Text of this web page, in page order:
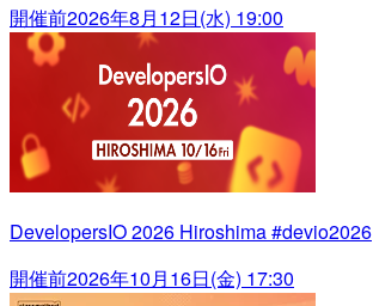
開催前2026年8月12日(水) 19:00
DevelopersIO 2026 Hiroshima #devio2026
開催前2026年10月16日(金) 17:30